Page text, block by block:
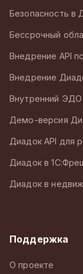
Безопасность в
Бессрочный
Внедрение API
Внедрение
Внутренний ЭДО
Демо-версия
Диадок API для
Диадок в
Диадок в
Поддержка
О проекте